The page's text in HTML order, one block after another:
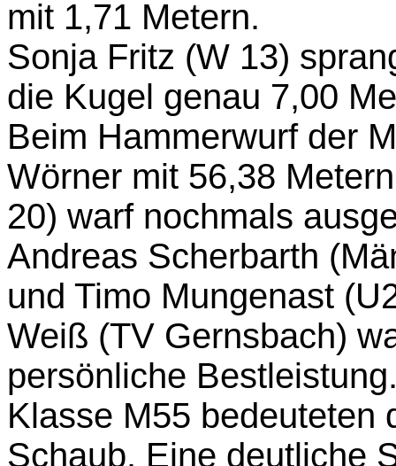
mit 1,71 Metern.
Sonja Fritz (W 13)
die Kugel genau 7,00
Beim Hammerwurf der
Wörner mit 56,38
20) warf nochmals
Andreas Scherbarth
und Timo Mungenast
Weiß (TV Gernsbach)
persönliche
Klasse M55 bedeuteten
Schaub. Eine deutliche